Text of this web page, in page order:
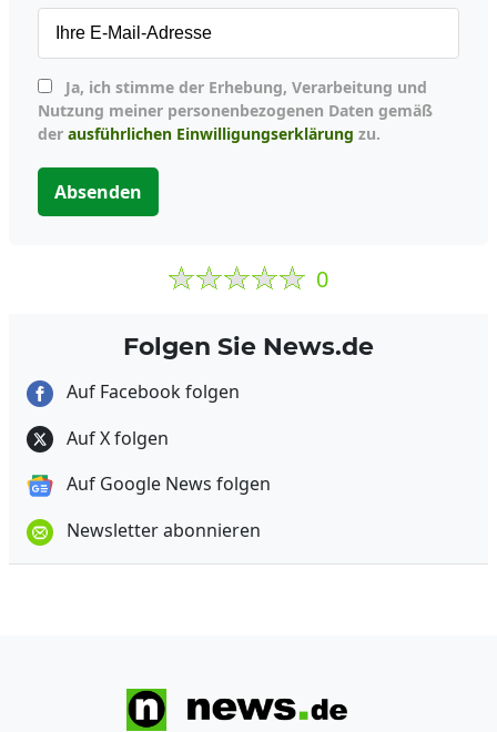
Nutzung meiner personenbezogenen Daten gemäß
der ausführlichen Einwilligungserklärung zu.
Absenden
0
Folgen Sie News.de
Auf Facebook folgen
Auf X folgen
Auf Google News folgen
Newsletter abonnieren